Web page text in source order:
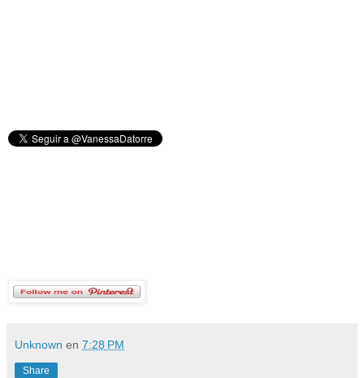
Unknown en 7:28 PM
Share